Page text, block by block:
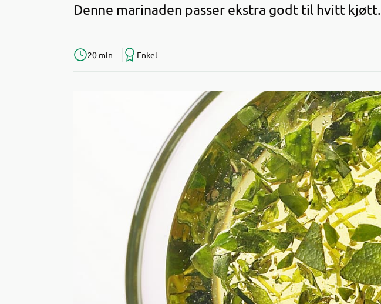
Denne marinaden passer ekstra godt til hvitt kjøtt.
20 min Enkel